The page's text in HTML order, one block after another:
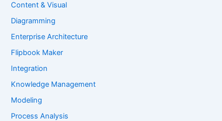
Content & Visual
Diagramming
Enterprise Architecture
Flipbook Maker
Integration
Knowledge Management
Modeling
Process Analysis